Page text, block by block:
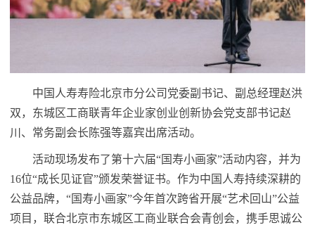
中国人寿寿险北京市分公司党委副 书记、副总经理赵洪
双，东城区工商联青年企业家创业创新协会党支部书记赵
川、常务副会长陈强等嘉宾出席活动。
活动现场发布了第十六届“国寿小画家”活动内容，并为
16位“成长见证官”颁发荣誉证书。作为中国人寿持续深耕的
公益品牌，“国寿小画家”今年首次跨省开展“艺术回山”公益
项目，联合北京市东城区工商业联合会青创会，携手思诚公